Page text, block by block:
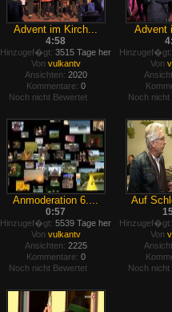
Advent im Kirch...
4:58
Hinzugef�gt: 3515 Tage her
Von vulkantv
Ansichten: 2020
Kommentare: 0
Noch nicht Bewertet
Advent
Hinzugef�gt:
Von
Noch nicht
Anmoderation 6....
0:57
Hinzugef�gt: 5539 Tage her
Von vulkantv
Ansichten: 2225
Kommentare: 0
Noch nicht Bewertet
Auf
Hinzugef�gt:
Von
Noch nicht